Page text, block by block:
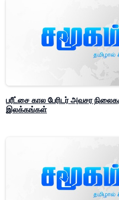
பரீட்சை கால பேரிடர் அவசர
இலக்கங்கள்